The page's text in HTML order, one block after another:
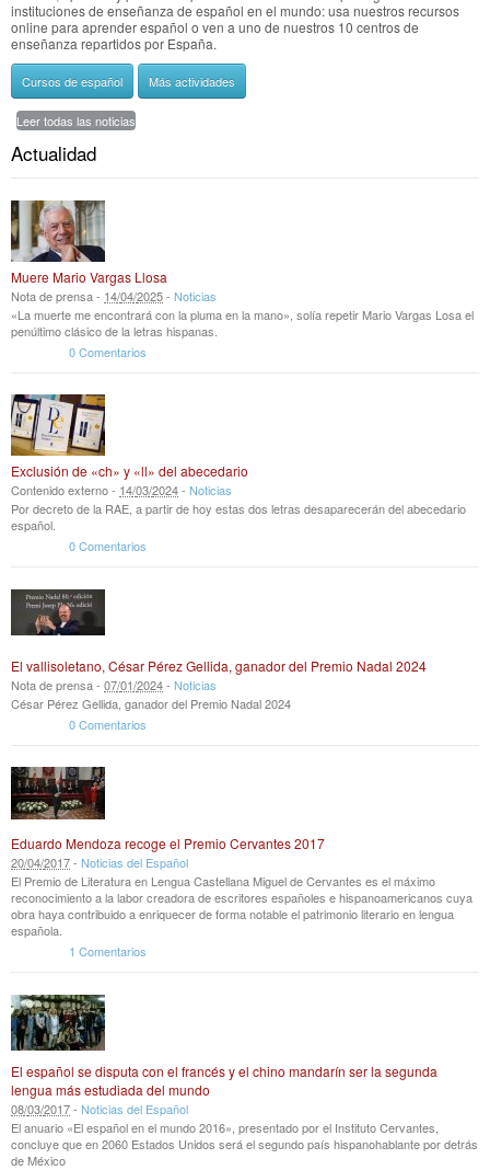
instituciones de enseñanza de español en el mundo: usa nuestros recursos
online para aprender español o ven a uno de nuestros 10 centros de
enseñanza repartidos por España.
Cursos de español Más actividades
Leer todas las noticias
Actualidad
Muere Mario Vargas Llosa
Nota de prensa - 14/04/2025- Noticias
«La muerte me encontrará con la pluma en la mano», solía repetir Mario Vargas Losa el
penúltimo clásico de la letras hispanas.
0 Comentarios
Exclusión de «ch» y «ll» del abecedario
Contenido externo - 14/03/2024- Noticias
Por decreto de la RAE, a partir de hoy estas dos letras desaparecerán del abecedario
español.
0 Comentarios
El vallisoletano, César Pérez Gellida, ganador del Premio Nadal 2024
Nota de prensa - 07/01/2024- Noticias
César Pérez Gellida, ganador del Premio Nadal 2024
0 Comentarios
Eduardo Mendoza recoge el Premio Cervantes 2017
20/04/2017- Noticias del Español
El Premio de Literatura en Lengua Castellana Miguel de Cervantes es el máximo
reconocimiento a la labor creadora de escritores españoles e hispanoamericanos cuya
obra haya contribuido a enriquecer de forma notable el patrimonio literario en lengua
española.
1 Comentarios
El español se disputa con el francés y el chino mandarín ser la segunda
lengua más estudiada del mundo
08/03/2017- Noticias del Español
El anuario «El español en el mundo 2016», presentado por el Instituto Cervantes,
concluye que en 2060 Estados Unidos será el segundo país hispanohablante por detrás
de México